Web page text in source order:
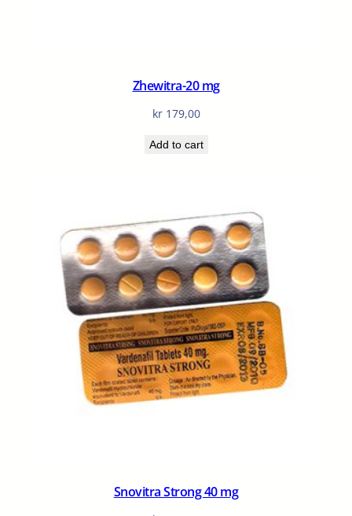
Zhewitra-20 mg
kr179,00
Add to cart
Snovitra Strong 40 mg